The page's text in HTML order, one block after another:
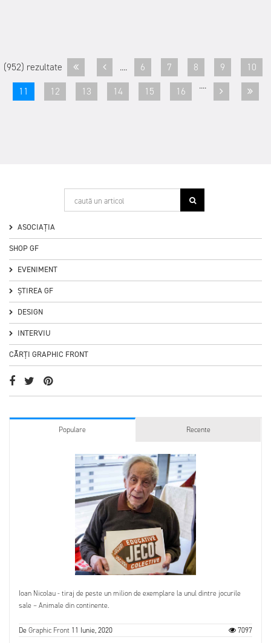
(952) rezultate .... 6 7 8 9
10
11
12 13 14 15 16 ....
ASOCIAȚIA
SHOP GF
EVENIMENT
ȘTIREA GF
DESIGN
INTERVIU
CĂRȚI GRAPHIC FRONT
Populare Recente
Ioan Nicolau - tiraj de peste un milion de exemplare la unul dintre jocurile
sale – Animale din continente.
DeGraphic Front 11 Iunie, 2020 7097